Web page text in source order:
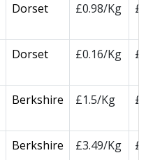
Dorset £0.98/Kg
Dorset £0.16/Kg
Berkshire £1.5/Kg
Berkshire £3.49/Kg